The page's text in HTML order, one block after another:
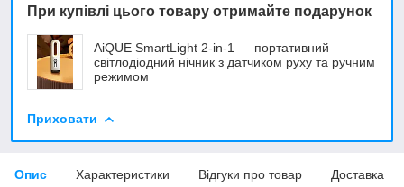
При купівлі цього товару отримайте подарунок
AiQUE SmartLight 2-in-1 — портативний
світлодіодний нічник з датчиком руху та ручним
режимом
Приховати
Опис Характеристики Відгуки про товар Доставка